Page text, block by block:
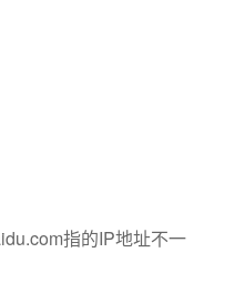
指的IP地址不一